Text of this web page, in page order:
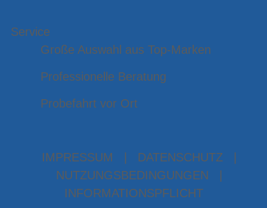
Service
Große Auswahl aus Top-Marken
Professionelle Beratung
Probefahrt vor Ort
IMPRESSUM DATENSCHUTZ
NUTZUNGSBEDINGUNGEN
INFORMATIONSPFLICHT